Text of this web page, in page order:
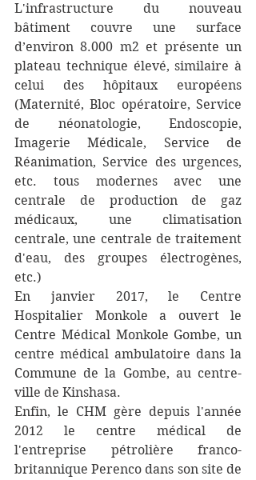
L'infrastructure du nouveau
bâtiment couvre une surface
d’environ 8.000 m2 et présente un
plateau technique élevé, similaire à
celui des hôpitaux européens
(Maternité, Bloc opératoire, Service
de néonatologie, Endoscopie,
Imagerie Médicale, Service de
Réanimation, Service des urgences,
etc. tous modernes avec une
centrale de production de gaz
médicaux, une climatisation
centrale, une centrale de traitement
d'eau, des groupes électrogènes,
etc.)
En janvier 2017, le Centre
Hospitalier Monkole a ouvert le
Centre Médical Monkole Gombe, un
centre médical ambulatoire dans la
Commune de la Gombe, au centre-
ville de Kinshasa.
Enfin, le CHM gère depuis l'année
2012 le centre médical de
l'entreprise pétrolière franco-
britannique Perenco dans son site de